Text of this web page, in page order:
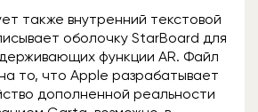
также внутренний текстовой
оболочку StarBoard для
функции AR. Файл
то, что Apple разрабатывает
дополненной реальности